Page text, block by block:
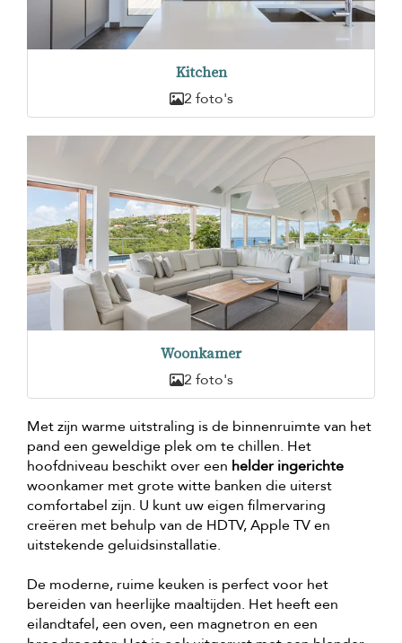
Kitchen
2 foto's
Woonkamer
2 foto's
Met zijn warme uitstraling is de binnenruimte van het
pand een geweldige plek om te chillen. Het
hoofdniveau beschikt over een helder ingerichte
woonkamer met grote witte banken die uiterst
comfortabel zijn. U kunt uw eigen filmervaring
creëren met behulp van de HDTV, Apple TV en
uitstekende geluidsinstallatie.
De moderne, ruime keuken is perfect voor het
bereiden van heerlijke maaltijden. Het heeft een
eilandtafel, een oven, een magnetron en een